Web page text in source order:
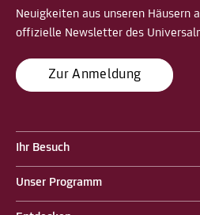
Neuigkeiten aus unseren Häusern
offizielle Newsletter des
Zur Anmeldung
Ihr Besuch
Unser Programm